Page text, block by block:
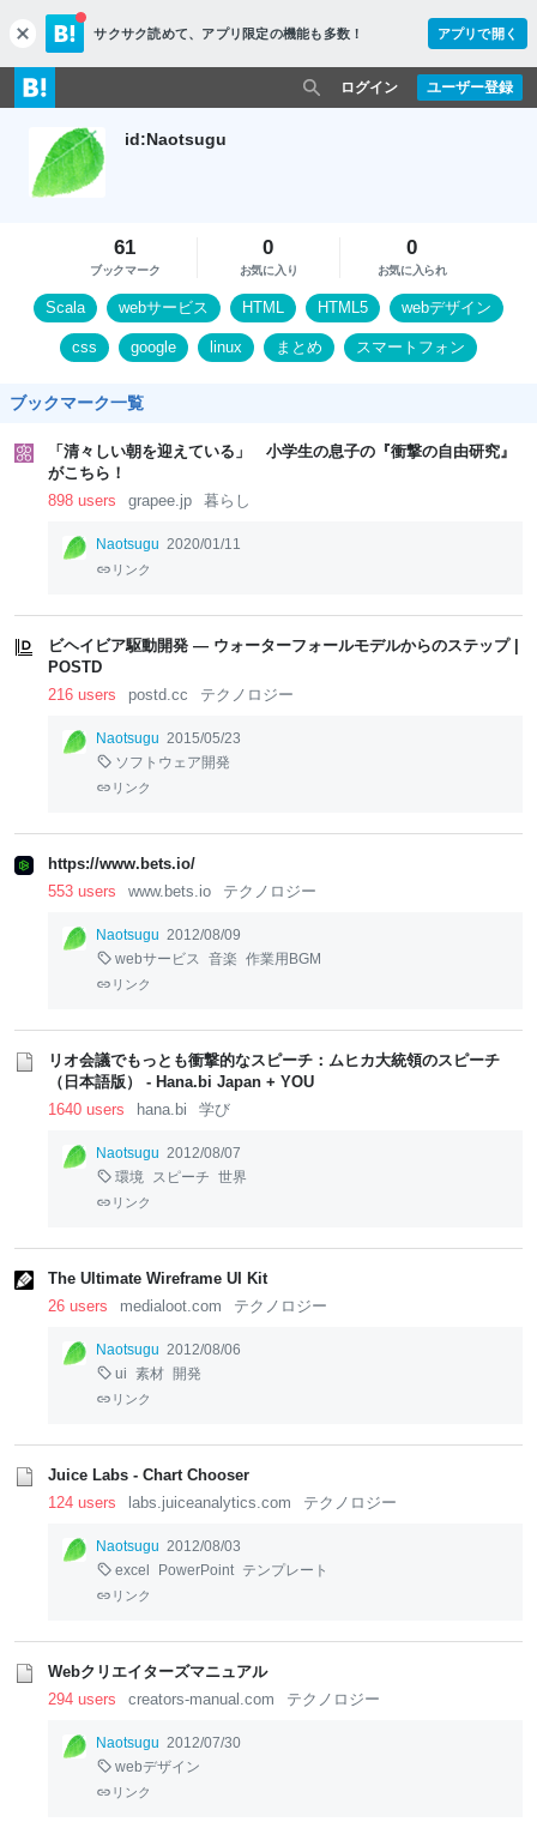
c
l
o
s
サクサク読めて、 アプリ限定の機能も多数！ アプリで開く
ユーザー登録
ログイン
id:Naotsugu
61
ブックマーク
0
お気に入り
0
お気に入られ
Scala webサービス HTML HTML5 webデザイン
css google linux まとめ スマートフォン
ブックマーク一覧
「清々しい朝を迎えている」 小学生の息子の『衝撃の自由研究』
がこちら！
898 users
grapee.jp 暮らし
Naotsugu 2020/01/11
リンク
ビヘイビア駆動開発 ― ウォーターフォールモデルからのステップ |
POSTD
216 users
postd.cc テクノロジー
Naotsugu 2015/05/23
ソフトウェア開発
リンク
https://www.bets.io/
553 users
www.bets.io テクノロジー
Naotsugu 2012/08/09
webサービス 音楽 作業用BGM
リンク
リオ会議でもっとも衝撃的なスピーチ：ムヒカ大統領のスピーチ
（日本語版） - Hana.bi Japan + YOU
1640 users
hana.bi 学び
Naotsugu 2012/08/07
環境 スピーチ 世界
リンク
The Ultimate Wireframe UI Kit
26 users
medialoot.com テクノロジー
Naotsugu 2012/08/06
ui 素材 開発
リンク
Juice Labs - Chart Chooser
124 users
labs.juiceanalytics.com テクノロジー
Naotsugu 2012/08/03
excel
PowerPoint テンプレート
リンク
Webクリエイターズマニュアル
294 users
creators-manual.com テクノロジー
Naotsugu 2012/07/30
webデザイン
リンク